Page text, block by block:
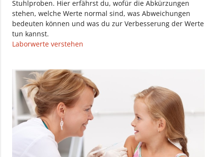
Stuhlproben. Hier erfährst du, wofür die Abkürzungen
stehen, welche Werte normal sind, was Abweichungen
bedeuten können und was du zur Verbesserung der Werte
tun kannst.
Laborwerte verstehen